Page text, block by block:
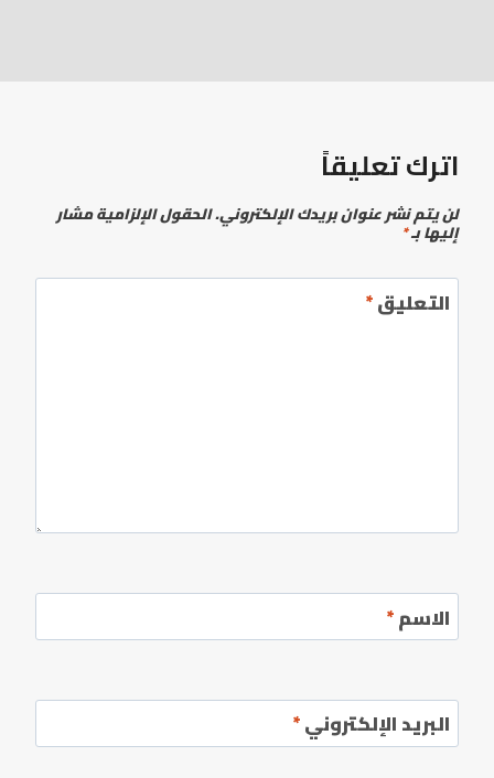
اترك تعليقاً
لن يتم نشر عنوان بريدك الإلكتروني.الحقول الإلزامية مشار
إليها بـ*
التعليق*
الاسم*
البريد الإلكتروني*